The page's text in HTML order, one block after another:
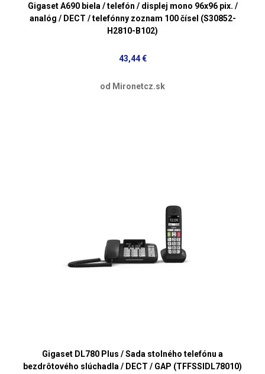
Gigaset A690 biela / telefón / displej mono 96x96 pix. /
analóg / DECT / telefónny zoznam 100 čísel (S30852-
H2810-B102)
43,44 €
od Mironetcz.sk
Gigaset DL780 Plus / Sada stolného telefónu a
bezdrôtového slúchadla / DECT / GAP (TFFSSIDL78010)